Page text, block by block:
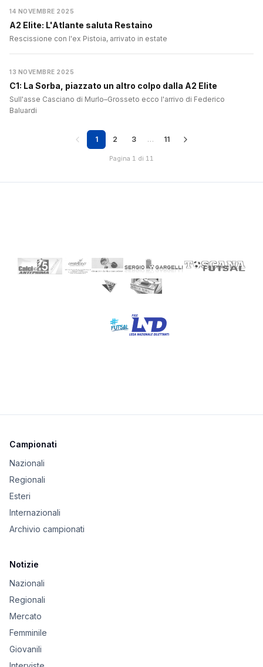
14 NOVEMBRE 2025
A2 Elite: L'Atlante saluta Restaino
Rescissione con l'ex Pistoia, arrivato in estate
13 NOVEMBRE 2025
C1: La Sorba, piazzato un altro colpo dalla A2 Elite
Sull'asse Casciano di Murlo–Grosseto ecco l'arrivo di Federico
Baluardi
1 2 3 … 11
Pagina 1 di 11
Campionati
Nazionali
Regionali
Esteri
Internazionali
Archivio campionati
Notizie
Nazionali
Regionali
Mercato
Femminile
Giovanili